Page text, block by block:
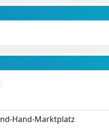
Hand-Marktplatz